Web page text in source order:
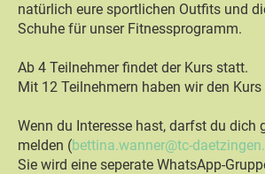
natürlich eure sportlichen Outfits und
Schuhe für unser Fitnessprogramm.
Ab 4 Teilnehmer findet der Kurs statt.
Mit 12 Teilnehmern haben wir den
Wenn du Interesse hast, darfst du dich
melden (bettina.wanner@tc-
Sie wird eine seperate WhatsApp-